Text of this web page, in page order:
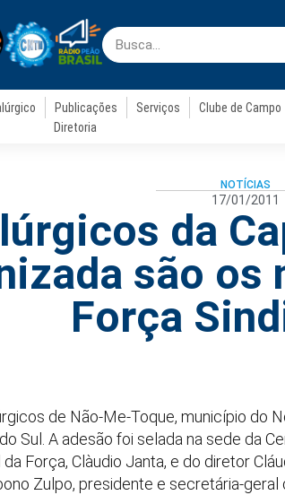
Publicações Serviços Clube de Campo
Diretoria
NOTÍCIAS
17/01/2011
da
são os
Força
de Não-Me-Toque, município do
Sul. A adesão foi selada na sede da
Força, Clàudio Janta, e do diretor
Zulpo, presidente e secretária-